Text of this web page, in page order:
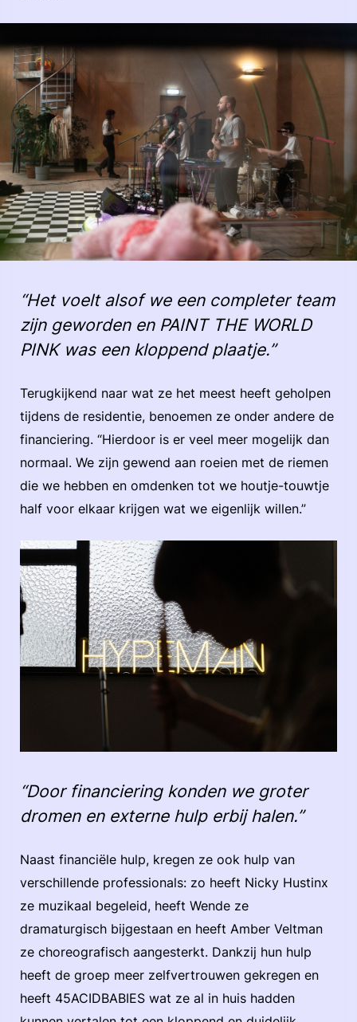
“Het voelt alsof we een completer team
zijn geworden en PAINT THE WORLD
PINK was een kloppend plaatje.”
Terugkijkend naar wat ze het meest heeft geholpen
tijdens de residentie, benoemen ze onder andere de
financiering. “Hierdoor is er veel meer mogelijk dan
normaal. We zijn gewend aan roeien met de riemen
die we hebben en omdenken tot we houtje-touwtje
half voor elkaar krijgen wat we eigenlijk willen.”
“Door financiering konden we groter
dromen en externe hulp erbij halen.”
Naast financiële hulp, kregen ze ook hulp van
verschillende professionals: zo heeft Nicky Hustinx
ze muzikaal begeleid, heeft Wende ze
dramaturgisch bijgestaan en heeft Amber Veltman
ze choreografisch aangesterkt. Dankzij hun hulp
heeft de groep meer zelfvertrouwen gekregen en
heeft 45ACIDBABIES wat ze al in huis hadden